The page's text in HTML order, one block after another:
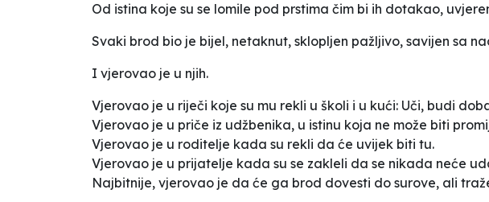
Od istina koje su se lomile pod prstima čim bi ih dotakao,
Svaki brod bio je bijel, netaknut, sklopljen pažljivo, savijen sa
I vjerovao je u njih.
Vjerovao je u riječi koje su mu rekli u školi i u kući: Uči, budi
Vjerovao je u priče iz udžbenika, u istinu koja ne može biti
Vjerovao je u roditelje kada su rekli da će uvijek biti tu.
Vjerovao je u prijatelje kada su se zakleli da se nikada neće
Najbitnije, vjerovao je da će ga brod dovesti do surove, ali